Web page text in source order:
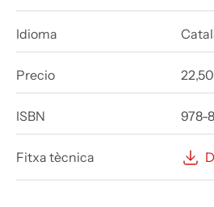
Idioma
Precio
ISBN 978-
Fitxa tècnica